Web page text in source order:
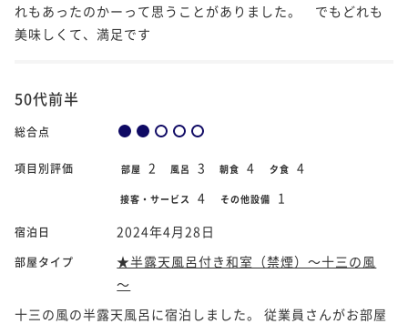
れもあったのかーって思うことがありました。 でもどれも
美味しくて、満足です
50代前半
総合点
項目別評価 部屋 2 風呂 3 朝食 4 夕食 4
接客・サービス 4 その他設備 1
宿泊日 2024年4月28日
部屋タイプ
★半露天風呂付き和室（禁煙）～十三の風
～
十三の風の半露天風呂に宿泊しました。 従業員さんがお部屋